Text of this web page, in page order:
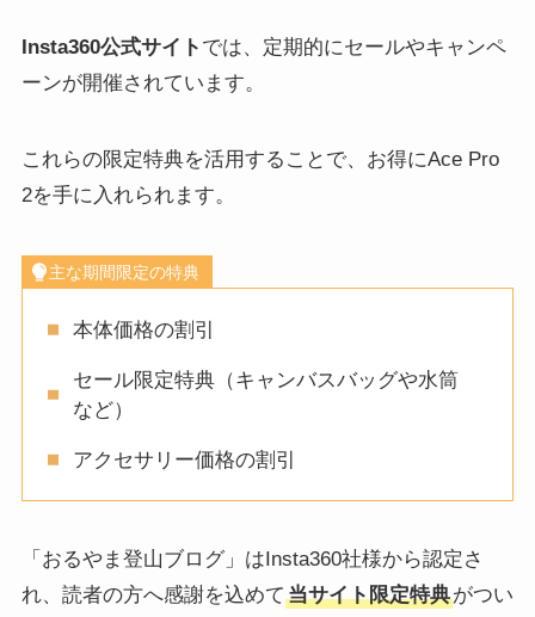
Insta360公式サイト では、定期的にセールやキャンペ
ーンが開催されています。
これらの限定特典を活用することで、お得にAce Pro
2を手に入れられます。
主な期間限定の特典
本体価格の割引
セール限定特典（キャンバスバッグや水筒
など）
アクセサリー価格の割引
「おるやま登山ブログ」はInsta360社様から認定さ
れ、読者の方へ感謝を込めて 当サイト限定特典がつい